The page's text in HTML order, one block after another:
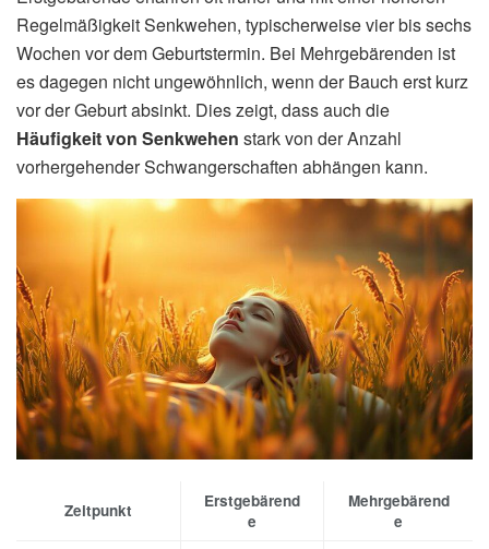
Regelmäßigkeit Senkwehen, typischerweise vier bis sechs
Wochen vor dem Geburtstermin. Bei Mehrgebärenden ist
es dagegen nicht ungewöhnlich, wenn der Bauch erst kurz
vor der Geburt absinkt. Dies zeigt, dass auch die
Häufigkeit von Senkwehen stark von der Anzahl
vorhergehender Schwangerschaften abhängen kann.
Zeitpunkt
Erstgebärend
e
Mehrgebärend
e